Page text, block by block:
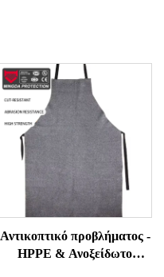
Αντικοπτικό προβλήματος -
HPPE & Ανοξείδωτο